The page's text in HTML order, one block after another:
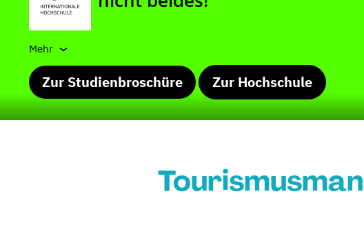
Mehr
Zur Studienbroschüre Zur Hochschule